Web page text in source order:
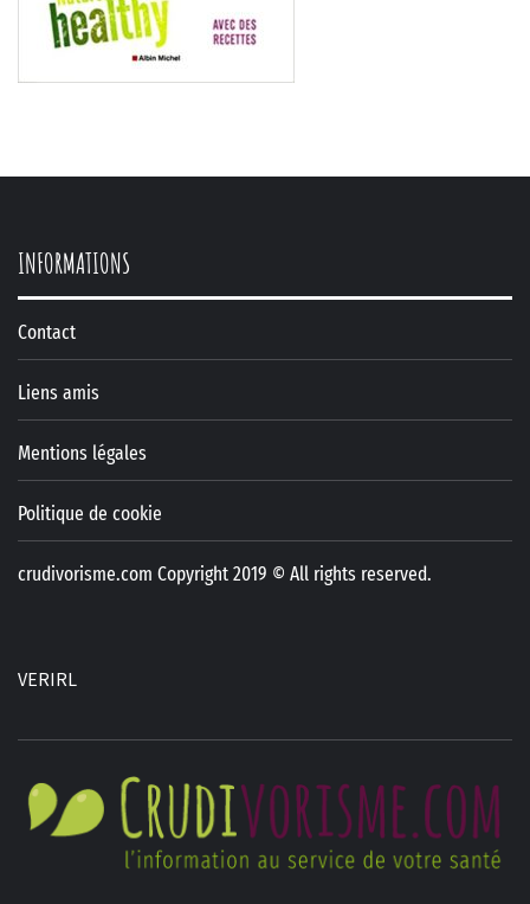
INFORMATIONS
Contact
Liens amis
Mentions légales
Politique de cookie
crudivorisme.com Copyright 2019 © All rights reserved.
VERIRL